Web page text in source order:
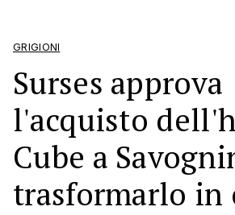
GRIGIONI
Surses approva
l'acquisto
Cube a
trasformarlo in